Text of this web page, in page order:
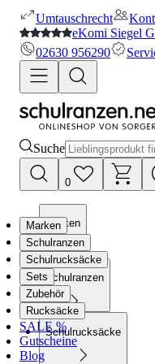
Umtauschrecht
eKomi Siegel
02630 956290
Suche
0
Marken
Schulranzen
Schulrucksäcke
Marken
Schulranzen
Schulrucksäcke
Sets
Zubehör
Rucksäcke
SALE %
Gutscheine
Blog